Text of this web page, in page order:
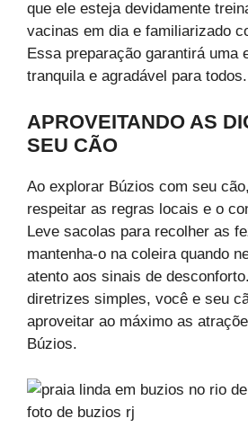
que ele esteja devidamente
vacinas em dia e familiarizado
Essa preparação garantirá uma
tranquila e agradável para todos.
APROVEITANDO AS
SEU CÃO
Ao explorar Búzios com seu
respeitar as regras locais e o
Leve sacolas para recolher as
mantenha-o na coleira quando
atento aos sinais de
diretrizes simples, você e seu
aproveitar ao máximo as
Búzios.
foto de buzios rj